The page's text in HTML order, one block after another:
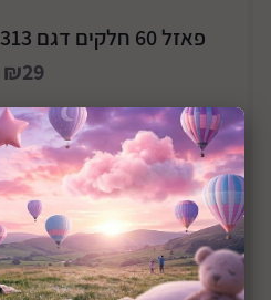
פאזל 60 חלקים דגם Sofia The First 17313
₪29